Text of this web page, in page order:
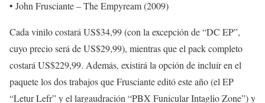
• John Frusciante – The Empyream (2009)
Cada vinilo costará US$34,99 (con la excepción de “DC EP”,
cuyo precio será de US$29,99), mientras que el pack completo
costará US$229,99. Además, existirá la opción de incluír en el
paquete los dos trabajos que Frusciante editó este año (el EP
“Letur Lefr” y el largaudración “PBX Funicular Intaglio Zone”) y